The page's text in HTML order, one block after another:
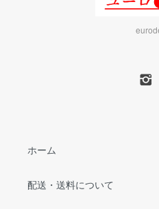
ホーム
配送・送料について